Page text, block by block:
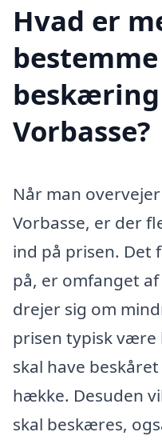
Hvad er
Vorbasse?
Når man
Vorbasse, er der
ind på prisen.
på, er omfanget
drejer sig om
prisen typisk være
skal have
hække. Desuden
skal beskæres,